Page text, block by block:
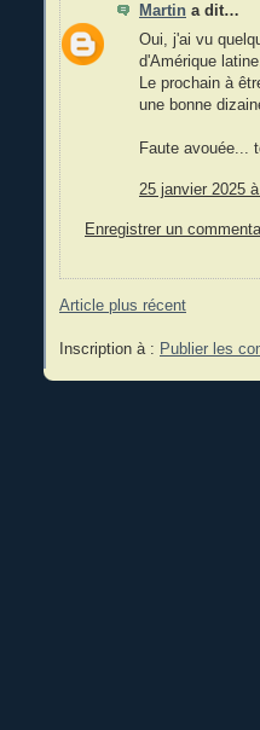
Martin a dit…
Oui, j'ai vu
d'Amérique
Le prochain à
une bonne
Faute avouée...
25 janvier 2025
Enregistrer un
Article plus récent
Inscription à : Publier les